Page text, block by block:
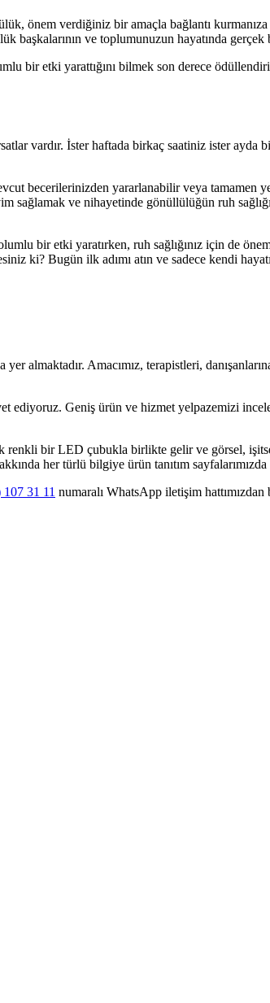
önem verdiğiniz bir amaçla bağlantı
başkalarının ve toplumunuzun hayatında gerçek
bir etki yarattığını bilmek son derece
vardır. İster haftada birkaç saatiniz ister
becerilerinizden yararlanabilir veya
ve nihayetinde gönüllülüğün ruh
bir etki yaratırken, ruh sağlığınız için de
ki? Bugün ilk adımı atın ve sadece kendi
almaktadır. Amacımız, terapistleri,
ediyoruz. Geniş ürün ve hizmet yelpazemizi
renkli bir LED çubukla birlikte gelir ve görsel,
her türlü bilgiye ürün tanıtım
31 11 numaralı WhatsApp iletişim